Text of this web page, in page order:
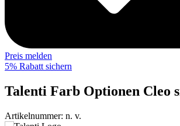
Preis melden
5% Rabatt sichern
Talenti Farb Optionen Cleo
Artikelnummer: n. v.